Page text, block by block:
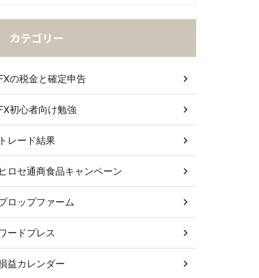
カテゴリー
の税金と確定申告
初心者向け勉強
トレード結果
ヒロセ通商食品キャンペーン
ロップファーム
ードプレス
益カレンダー